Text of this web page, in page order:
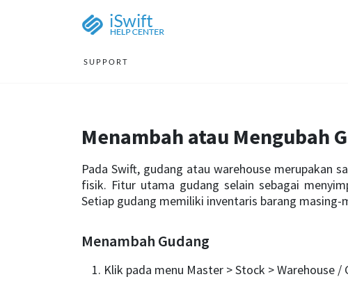
SUPPORT
Menambah atau Mengubah
Pada Swift, gudang atau warehouse merupakan
fisik. Fitur utama gudang selain sebagai
Setiap gudang memiliki inventaris barang masing-
Menambah Gudang
Klik pada menu Master > Stock > Warehouse /